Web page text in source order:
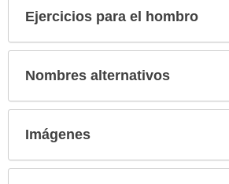
Ejercicios para el hombro
Nombres alternativos
Imágenes